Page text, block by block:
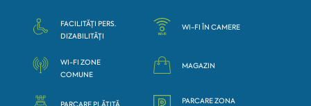
FACILITĂȚI PERS.
DIZABILITĂȚI
WI-FI ÎN CAMERE
WI-FI ZONE
COMUNE
MAGAZIN
PARCARE ZONA